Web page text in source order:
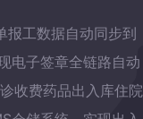
报工数据自动同步到
电子签章全链路自动
收费药品出入库住院